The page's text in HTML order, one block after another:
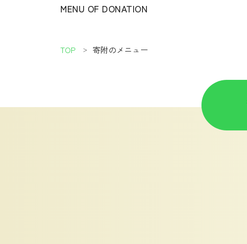
MENU OF DONATION
TOP 寄附のメニュー